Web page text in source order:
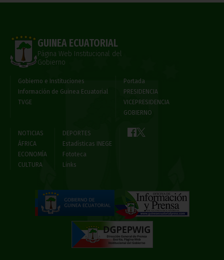
GUINEA ECUATORIAL
Página Web Institucional del
Gobierno
Gobierno e Instituciones
Información de Guinea Ecuatorial
TVGE
Portada
PRESIDENCIA
VICEPRESIDENCIA
GOBIERNO
NOTICIAS
ÁFRICA
ECONOMÍA
CULTURA
DEPORTES
Estadísticas INEGE
Fototeca
Links